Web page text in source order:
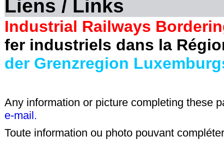
Liens / Links
Industrial Railways
fer industriels dans la
der Grenzregion
Any information or picture completing these
e-mail.
Toute information ou photo pouvant